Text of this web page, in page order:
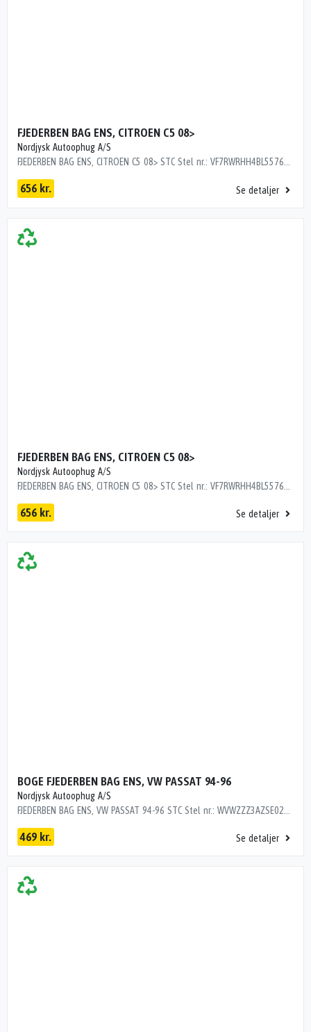
FJEDERBEN BAG ENS, CITROEN C5 08>
Nordjysk Autoophug A/S
FJEDERBEN BAG ENS, CITROEN C5 08> STC Stel nr.: VF7RWRHH4BL557665 Årgang: 2011 Del nr.: SK10615 Dito nr.: 05383630 Stamkort nr.: M0777 5206 PN 242000 km
656 kr. Se detaljer
FJEDERBEN BAG ENS, CITROEN C5 08>
Nordjysk Autoophug A/S
656 kr. Se detaljer
BOGE FJEDERBEN BAG ENS, VW PASSAT 94-96
Nordjysk Autoophug A/S
469 kr. Se detaljer